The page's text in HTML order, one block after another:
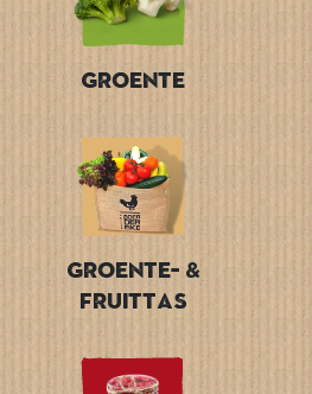
Groente
Groente- &
Fruittas